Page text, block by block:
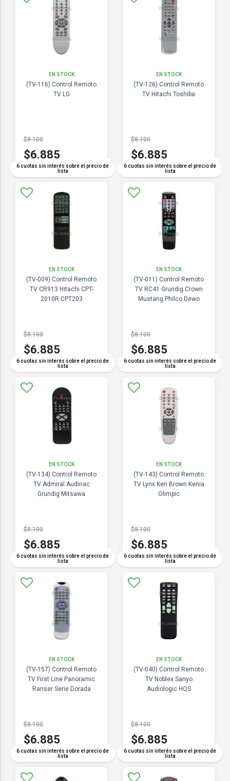
EN STOCK
(TV-116) Control Remoto
TV LG
6 cuotas sin interés sobre el precio de
lista
$8.100
$6.885
COMPARAR
EN STOCK
(TV-126) Control Remoto
TV Hitachi Toshiba
6 cuotas sin interés sobre el precio de
lista
$8.100
$6.885
COMPARAR
EN STOCK
(TV-009) Control Remoto
TV CR913 Hitachi CPT-
2010R CPT203
6 cuotas sin interés sobre el precio de
lista
$8.100
$6.885
COMPARAR
EN STOCK
(TV-011) Control Remoto
TV RC41 Grundig Crown
Mustang Philco Dewo
6 cuotas sin interés sobre el precio de
lista
$8.100
$6.885
COMPARAR
EN STOCK
(TV-134) Control Remoto
TV Admiral Audinac
Grundig Mitsawa
6 cuotas sin interés sobre el precio de
lista
$8.100
$6.885
COMPARAR
EN STOCK
(TV-143) Control Remoto
TV Lynx Ken Brown Kenia
Olimpic
6 cuotas sin interés sobre el precio de
lista
$8.100
$6.885
COMPARAR
EN STOCK
(TV-157) Control Remoto
TV First Line Panoramic
Ranser Serie Dorada
6 cuotas sin interés sobre el precio de
lista
$8.100
$6.885
COMPARAR
EN STOCK
(TV-040) Control Remoto
TV Noblex Sanyo
Audiologic HQS
6 cuotas sin interés sobre el precio de
lista
$8.100
$6.885
COMPARAR